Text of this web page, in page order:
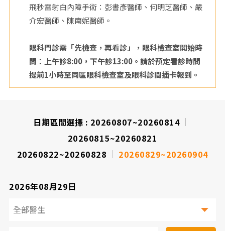
飛秒雷射白內障手術：彭書彥醫師、何明芝醫師、嚴
介宏醫師、陳南妮醫師。
眼科門診需「先檢查，再看診」，眼科檢查室開始時
間：上午診8:00，下午診13:00。請於預定看診時間
提前1小時至同區眼科檢查室及眼科診間插卡報到。
日期區間選擇 : 20260807~20260814
20260815~20260821
20260822~20260828
20260829~20260904
2026年08月29日